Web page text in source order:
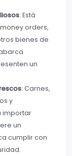
: Está
orders,
bienes de
un
: Carnes,
y
importar
un
cumplir con